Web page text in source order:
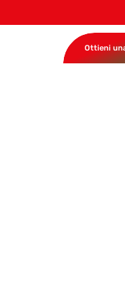
Ottieni